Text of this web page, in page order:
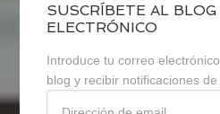
SUSCRÍBETE AL
ELECTRÓNICO
Introduce tu correo
blog y recibir notificaciones